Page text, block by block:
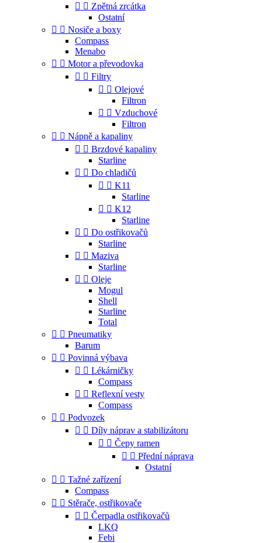
  Zpětná zrcátka
Ostatní
  Nosiče a boxy
Compass
Menabo
  Motor a převodovka
  Filtry
  Olejové
Filtron
  Vzduchové
Filtron
  Nápně a kapaliny
  Brzdové kapaliny
Starline
  Do chladičů
  K11
Starline
  K12
Starline
  Do ostřikovačů
Starline
  Maziva
Starline
  Oleje
Mogul
Shell
Starline
Total
  Pneumatiky
Barum
  Povinná výbava
  Lékárničky
Compass
  Reflexní vesty
Compass
  Podvozek
  Díly náprav a stabilizátoru
  Čepy ramen
  Přední náprava
Ostatní
  Tažné zařízení
Compass
  Stěrače, ostřikovače
  Čerpadla ostřikovačů
LKQ
Febi